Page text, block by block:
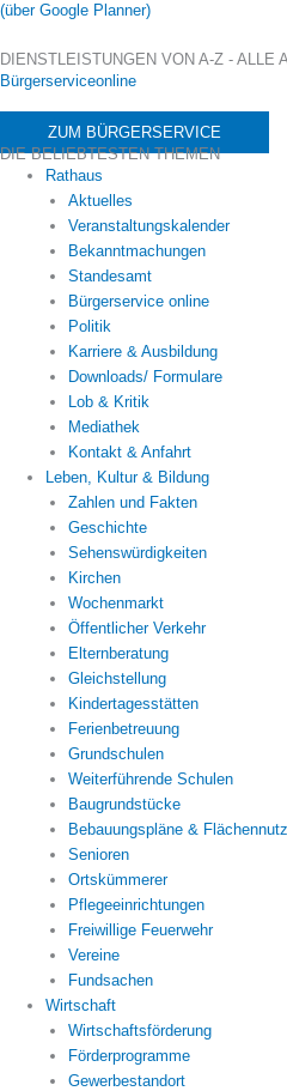
(über Google Planner)
DIENSTLEISTUNGEN VON A-Z - ALLE
Bürgerserviceonline
ZUM BÜRGERSERVICE
DIE BELIEBTESTEN THEMEN
Rathaus
Aktuelles
Veranstaltungskalender
Bekanntmachungen
Standesamt
Bürgerservice online
Politik
Karriere & Ausbildung
Downloads/ Formulare
Lob & Kritik
Mediathek
Kontakt & Anfahrt
Leben, Kultur & Bildung
Zahlen und Fakten
Geschichte
Sehenswürdigkeiten
Kirchen
Wochenmarkt
Öffentlicher Verkehr
Elternberatung
Gleichstellung
Kindertagesstätten
Ferienbetreuung
Grundschulen
Weiterführende Schulen
Baugrundstücke
Bebauungspläne &
Senioren
Ortskümmerer
Pflegeeinrichtungen
Freiwillige Feuerwehr
Vereine
Fundsachen
Wirtschaft
Wirtschaftsförderung
Förderprogramme
Gewerbestandort